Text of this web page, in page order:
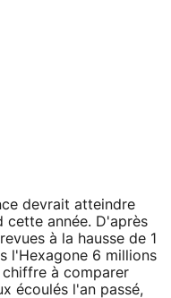
devrait atteindre
cette année. D'après
à la hausse de 1
l'Hexagone 6 millions
à comparer
écoulés l'an passé,